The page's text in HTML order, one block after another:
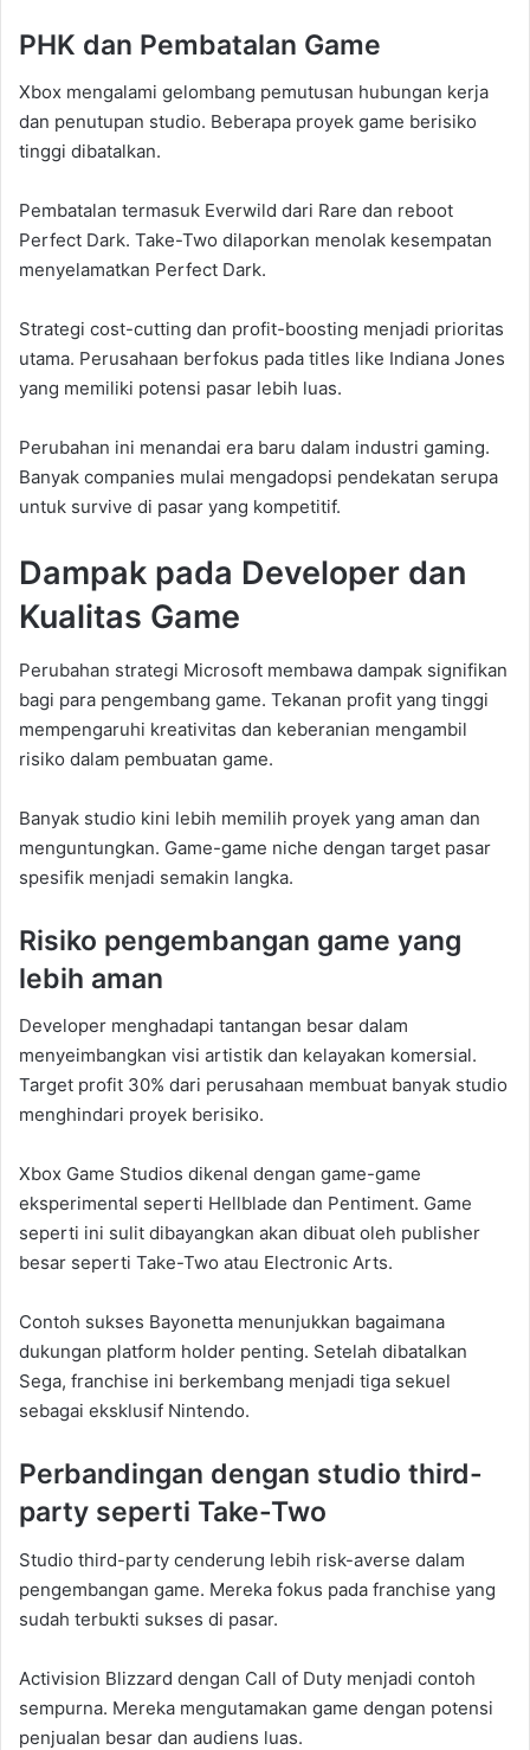
PHK dan Pembatalan Game
Xbox mengalami gelombang pemutusan hubungan kerja
dan penutupan studio. Beberapa proyek game berisiko
tinggi dibatalkan.
Pembatalan termasuk Everwild dari Rare dan reboot
Perfect Dark. Take-Two dilaporkan menolak kesempatan
menyelamatkan Perfect Dark.
Strategi cost-cutting dan profit-boosting menjadi prioritas
utama. Perusahaan berfokus pada titles like Indiana Jones
yang memiliki potensi pasar lebih luas.
Perubahan ini menandai era baru dalam industri gaming.
Banyak companies mulai mengadopsi pendekatan serupa
untuk survive di pasar yang kompetitif.
Dampak pada Developer dan
Kualitas Game
Perubahan strategi Microsoft membawa dampak signifikan
bagi para pengembang game. Tekanan profit yang tinggi
mempengaruhi kreativitas dan keberanian mengambil
risiko dalam pembuatan game.
Banyak studio kini lebih memilih proyek yang aman dan
menguntungkan. Game-game niche dengan target pasar
spesifik menjadi semakin langka.
Risiko pengembangan game yang
lebih aman
Developer menghadapi tantangan besar dalam
menyeimbangkan visi artistik dan kelayakan komersial.
Target profit 30% dari perusahaan membuat banyak studio
menghindari proyek berisiko.
Xbox Game Studios dikenal dengan game-game
eksperimental seperti Hellblade dan Pentiment. Game
seperti ini sulit dibayangkan akan dibuat oleh publisher
besar seperti Take-Two atau Electronic Arts.
Contoh sukses Bayonetta menunjukkan bagaimana
dukungan platform holder penting. Setelah dibatalkan
Sega, franchise ini berkembang menjadi tiga sekuel
sebagai eksklusif Nintendo.
Perbandingan dengan studio third-
party seperti Take-Two
Studio third-party cenderung lebih risk-averse dalam
pengembangan game. Mereka fokus pada franchise yang
sudah terbukti sukses di pasar.
Activision Blizzard dengan Call of Duty menjadi contoh
sempurna. Mereka mengutamakan game dengan potensi
penjualan besar dan audiens luas.